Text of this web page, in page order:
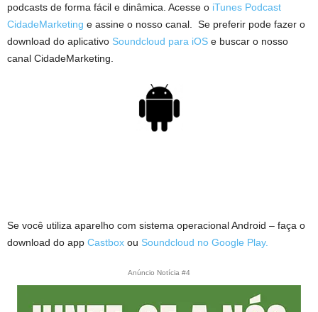
podcasts de forma fácil e dinâmica. Acesse o iTunes Podcast
CidadeMarketing e assine o nosso canal. Se preferir pode fazer o
download do aplicativo Soundcloud para iOS e buscar o nosso
canal CidadeMarketing.
Se você utiliza aparelho com sistema operacional Android – faça o
download do app Castbox ou Soundcloud no Google Play.
Anúncio Notícia #4